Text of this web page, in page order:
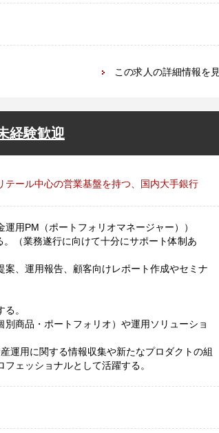
この求人の詳細情報を
経験歓迎
ール中心の営業基盤を持つ、国内大手銀行
用PM（ポートフォリオマネージャー））
（業務遂行に向けて十分にサポート体制あ
案、運用報告、顧客向けレポート作成やセミナ
。
商品・ポートフォリオ）や運用ソリューショ
運用に関する情報収集や新たなプロダクトの組
ェッショナルとして活躍する。